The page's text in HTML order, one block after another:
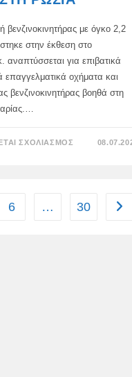
βενζινοκινητήρας με όγκο 2,2
στην έκθεση στο
αναπτύσσεται για επιβατικά
επαγγελματικά οχήματα και
βενζινοκινητήρας βοηθά στη
ΣΧΟΛΙΑΣΜΌΣ
ΕΙΣΉΧΘΗ
ΣΤΗ
6 … 30 Go